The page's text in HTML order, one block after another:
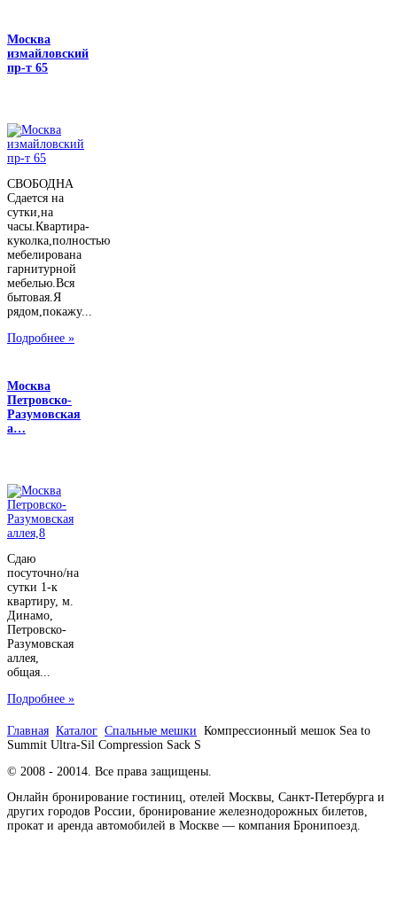
Москва
измайловский
пр-т 65
СВОБОДНА
Сдается на
сутки,на
часы.Квартира-
куколка,полностью
мебелирована
гарнитурной
мебелью.Вся
бытовая.Я
рядом,покажу...
Подробнее »
Москва
Петровско-
Разумовская
а…
Сдаю
посуточно/на
сутки 1-к
квартиру, м.
Динамо,
Петровско-
Разумовская
аллея,
общая...
Подробнее »
Главная Каталог Спальные мешки Компрессионный мешок Sea to
Summit Ultra-Sil Compression Sack S
© 2008 - 20014. Все права защищены.
Онлайн бронирование гостиниц, отелей Москвы, Санкт-Петербурга и
других городов России, бронирование железнодорожных билетов,
прокат и аренда автомобилей в Москве — компания Бронипоезд.